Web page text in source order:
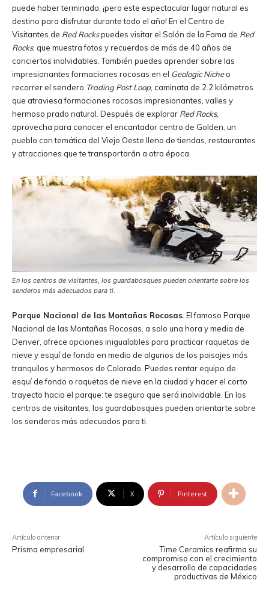
puede haber terminado, ¡pero este espectacular lugar natural es
destino para disfrutar durante todo el año! En el Centro de
Visitantes de Red Rockspuedes visitar el Salón de la Fama de Red
Rocks, que muestra fotos y recuerdos de más de 40 años de
conciertos inolvidables. También puedes aprender sobre las
impresionantes formaciones rocosas en el Geologic Nicheo
recorrer el sendero Trading Post Loop, caminata de 2.2 kilómetros
que atraviesa formaciones rocosas impresionantes, valles y
hermoso prado natural. Después de explorar Red Rocks,
aprovecha para conocer el encantador centro de Golden, un
pueblo con temática del Viejo Oeste lleno de tiendas, restaurantes
y atracciones que te transportarán a otra época.
En los centros de visitantes, los guardabosques pueden orientarte sobre los
senderos más adecuados para ti.
Parque Nacional de las Montañas Rocosas . El famoso Parque
Nacional de las Montañas Rocosas, a solo una hora y media de
Denver, ofrece opciones inigualables para practicar raquetas de
nieve y esquí de fondo en medio de algunos de los paisajes más
tranquilos y hermosos de Colorado. Puedes rentar equipo de
esquí de fondo o raquetas de nieve en la ciudad y hacer el corto
trayecto hacia el parque: te aseguro que será inolvidable. En los
centros de visitantes, los guardabosques pueden orientarte sobre
los senderos más adecuados para ti.
Facebook X Pinterest
Artículo anterior
Prisma empresarial
Artículo siguiente
Time Ceramics reafirma su
compromiso con el crecimiento
y desarrollo de capacidades
productivas de México